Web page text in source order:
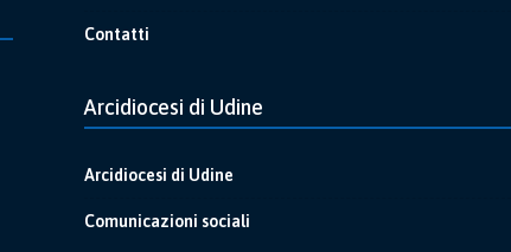
Contatti
Arcidiocesi di Udine
Arcidiocesi di Udine
Comunicazioni sociali